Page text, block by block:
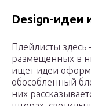
Design-идеи
Плейлисты
размещенных в
ищет идеи
обособленный
них